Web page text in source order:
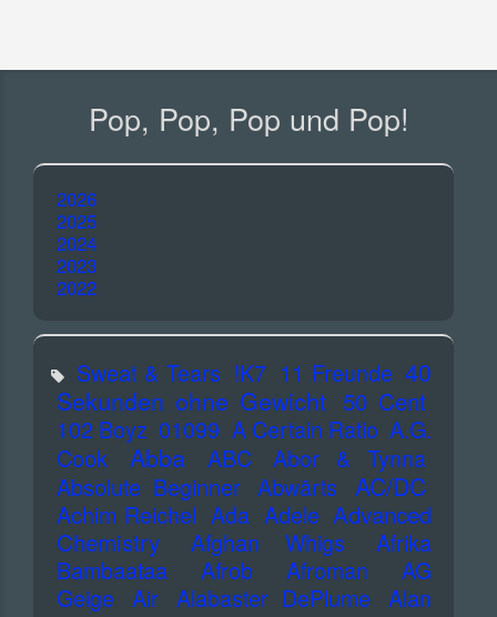
Pop, Pop, Pop und Pop!
2026
2025
2024
2023
2022
Sweat & Tears !K7 11 Freunde 40
Sekunden ohne Gewicht 50 Cent
102 Boyz 01099 A Certain Ratio A.G.
Cook
Abba ABC
Abor & Tynna
Absolute Beginner Abwärts AC/DC
Achim Reichel Ada Adele Advanced
Chemistry
Afghan Whigs
Afrika
Bambaataa
Afrob Afroman
AG
Geige
Air Alabaster DePlume
Alan